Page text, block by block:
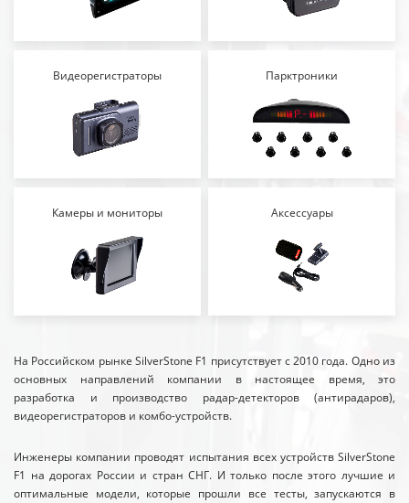
Видеорегистраторы Парктроники
Камеры и мониторы Аксессуары
На Российском рынке SilverStone F1 присутствует с 2010 года. Одно из
основных направлений компании в настоящее время, это
разработка и производство радар-детекторов (антирадаров),
видеорегистраторов и комбо-устройств.
Инженеры компании проводят испытания всех устройств SilverStone
F1 на дорогах России и стран СНГ. И только после этого лучшие и
оптимальные модели, которые прошли все тесты, запускаются в